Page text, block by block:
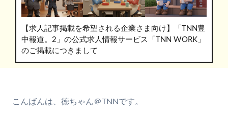
【求人記事掲載を希望される企業さま向け】「TNN豊
中報道。2」の公式求人情報サービス「TNN WORK」
のご掲載につきまして
こんばんは、徳ちゃん＠TNNです。